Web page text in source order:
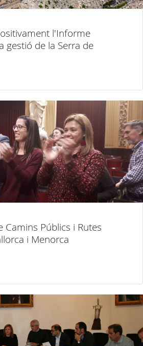
l'Informe
gestió de la Serra de
Camins Públics i Rutes
i Menorca